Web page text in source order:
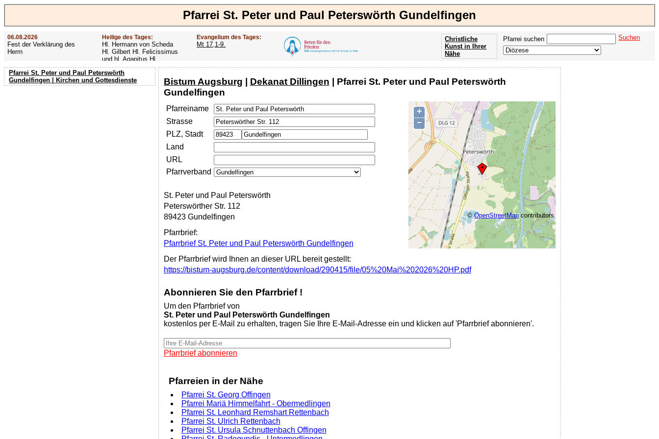
Pfarrei St. Peter und Paul Peterswörth Gundelfingen
06.08.2026
Fest der Verklärung des
Herrn
Heilige des Tages:
Hl. Hermann von Scheda
Hl. Gilbert Hl. Felicissimus
und hl. Agapitus Hl.
Gezelinus (Gozelin)
Evangelium des Tages:
Mt 17,1-9.
Pfarrei suchen Suchen
Christliche
Kunst in Ihrer
Nähe
Pfarrei St. Peter und Paul Peterswörth
Gundelfingen | Kirchen und Gottesdienste
Bistum Augsburg | Dekanat Dillingen | Pfarrei St. Peter und Paul Peterswörth
Gundelfingen
+
−
©OpenStreetMapcontributors
Pfarreiname
Strasse
PLZ, Stadt
Land
URL
Pfarrverband
St. Peter und Paul Peterswörth
Peterswörther Str. 112
89423 Gundelfingen
Pfarrbrief:
Pfarrbrief St. Peter und Paul Peterswörth Gundelfingen
Der Pfarrbrief wird Ihnen an dieser URL bereit gestellt:
https://bistum-augsburg.de/content/download/290415/file/05%20Mai%202026%20HP.pdf
Abonnieren Sie den Pfarrbrief !
Um den Pfarrbrief von
St. Peter und Paul Peterswörth Gundelfingen
kostenlos per E-Mail zu erhalten, tragen Sie Ihre E-Mail-Adresse ein und klicken auf 'Pfarrbrief abonnieren'.
Pfarrbrief abonnieren
Pfarreien in der Nähe
Pfarrei St. Georg Offingen
Pfarrei Mariä Himmelfahrt - Obermedlingen
Pfarrei St. Leonhard Remshart Rettenbach
Pfarrei St. Ulrich Rettenbach
Pfarrei St. Ursula Schnuttenbach Offingen